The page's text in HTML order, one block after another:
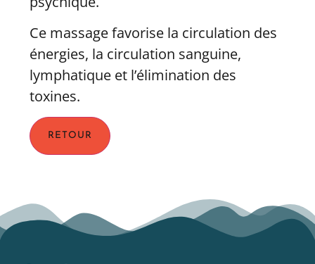
Ce massage favorise la circulation des
énergies, la circulation sanguine,
lymphatique et l’élimination des
toxines.